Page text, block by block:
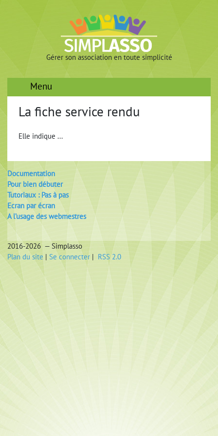
Gérer son association en toute simplicité
Menu
La fiche service rendu
Elle indique ...
Documentation
Pour bien débuter
Tutoriaux : Pas à pas
Ecran par écran
A l’usage des webmestres
2016-2026 — Simplasso
Plan du site | Se connecter | RSS 2.0